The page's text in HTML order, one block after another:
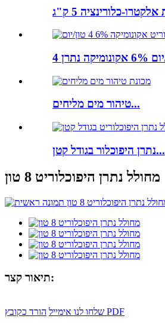
טיהור מים מליחים...
נתרן היפוכלור בגודל קטן...
מחולל נתרן היפוכלוריט 8 טון
תיאור קצר:
שלחו לנו אימייל הורד כקובץ PDF